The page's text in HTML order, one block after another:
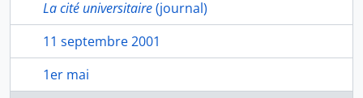
La cité universitaire(journal)
11 septembre 2001
1er mai